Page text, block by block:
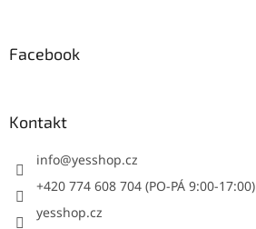
Facebook
Kontakt
info@yesshop.cz
+420 774 608 704 (PO-PÁ 9:00-17:00)
yesshop.cz